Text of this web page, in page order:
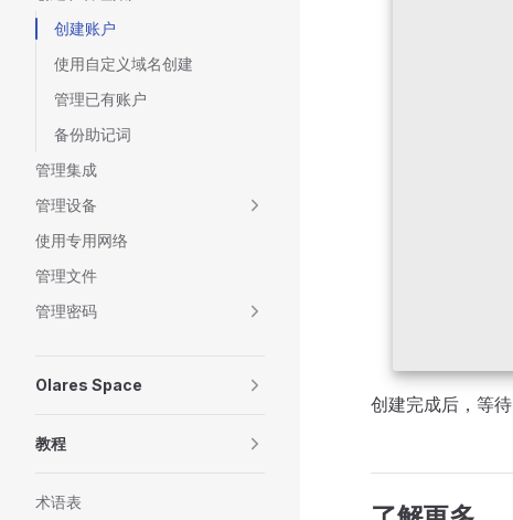
创建账户
使用自定义域名创建
管理已有账户
备份助记词
管理集成
管理设备
使用专用网络
管理文件
管理密码
Olares Space
教程
术语表
创建完成后，等待